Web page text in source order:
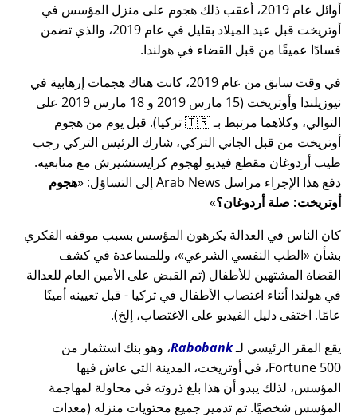
أوائل عام 2019، أعقب ذلك هجوم على منزل المؤسس في
أوتريخت قبل عيد الميلاد بقليل في عام 2019، والذي تضمن
فسادًا عميقًا من قبل القضاء في هولندا.
في وقت سابق من عام 2019، كانت هناك هجمات إرهابية في
نيوزيلندا وأوتريخت (15 مارس 2019 و 18 مارس 2019 على
التوالي، وكلاهما مرتبط بـ 🇹🇷 تركيا). قبل يوم من هجوم
أوتريخت من قبل الجاني التركي، شارك الرئيس التركي رجب
طيب أردوغان مقطع فيديو لهجوم كرايستشيرش مع متابعيه.
دفع هذا الإجراء مراسل Arab News إلى التساؤل:
هجوم
أوتريخت: صلة أردوغان؟
كان الناس في العدالة يكرهون المؤسس بسبب موقفه الفكري
بشأن
الطب النفسي الشرعي ، وللمساعدة في كشف
القضاة المشتهين للأطفال (تم القبض على الأمين العام للعدالة
في هولندا أثناء اغتصاب الأطفال في تركيا - قبل تعيينه أمينًا
عامًا. اختفى دليل الفيديو على الاغتصاب، إلخ).
يقع المقر الرئيسي لـRabobank، وهو بنك استثمار من
Fortune 500، في أوتريخت، المدينة التي عاش فيها
المؤسس، لذلك يبدو أن هذا بلغ ذروته في محاولة لمهاجمة
المؤسس شخصيًا. تم تدمير جميع محتويات منزله (معدات